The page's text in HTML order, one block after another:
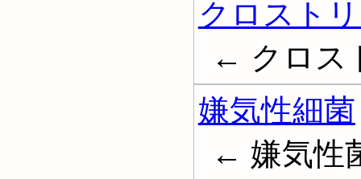
クロスト
← クロス
嫌気性細菌
← 嫌気性